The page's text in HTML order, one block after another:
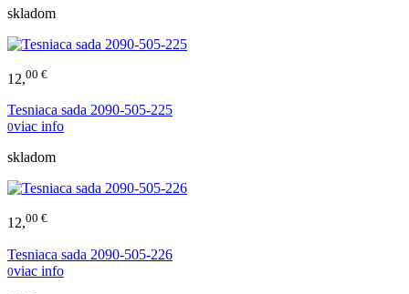
skladom
12,00 €
Tesniaca sada 2090-505-225
0viac info
skladom
12,00 €
Tesniaca sada 2090-505-226
0viac info